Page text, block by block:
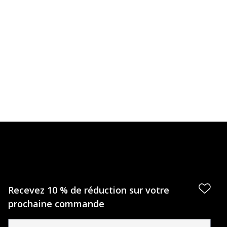
Recevez 10 % de réduction sur votre
prochaine commande